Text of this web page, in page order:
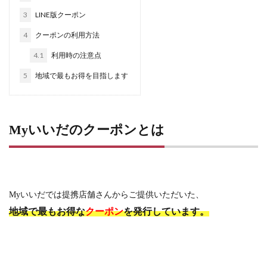
3 LINE版クーポン
4 クーポンの利用方法
4.1 利用時の注意点
5 地域で最もお得を目指します
Myいいだのクーポンとは
Myいいだでは提携店舗さんからご提供いただいた、
地域で最もお得なクーポンを発行しています。